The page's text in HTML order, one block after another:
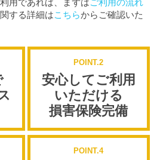
用であれば、まずはご利用の流れ
する詳細はこちらからご確認いた
POINT.2
安心してご利用
いただける
損害保険完備
POINT.4